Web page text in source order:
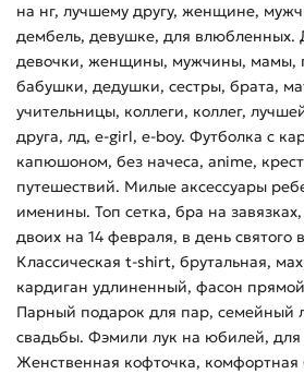
на нг, лучшему другу, женщине,
дембель, девушке, для влюбленных.
девочки, женщины, мужчины, мамы,
бабушки, дедушки, сестры, брата,
учительницы, коллеги, коллег,
друга, лд, e-girl, e-boy. Футболка с
капюшоном, без начеса, anime,
путешествий. Милые аксессуары
именины. Топ сетка, бра на
двоих на 14 февраля, в день святого
Классическая t-shirt, брутальная,
кардиган удлиненный, фасон
Парный подарок для пар, семейный
свадьбы. Фэмили лук на юбилей, для
Женственная кофточка, комфортная